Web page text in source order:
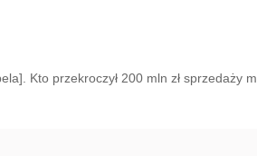
Kto przekroczył 200 mln zł sprzedaży